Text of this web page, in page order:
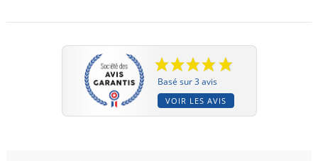
Basé sur 3 avis
VOIR LES AVIS